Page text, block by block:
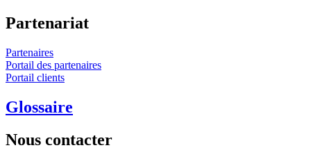
Partenariat
Partenaires
Portail des partenaires
Portail clients
Glossaire
Nous contacter